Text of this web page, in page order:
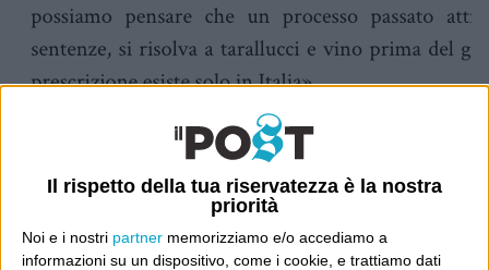
Il rispetto della tua riservatezza è la nostra
priorità
Noi e i nostri partner memorizziamo e/o accediamo a
informazioni su un dispositivo, come i cookie, e trattiamo dati